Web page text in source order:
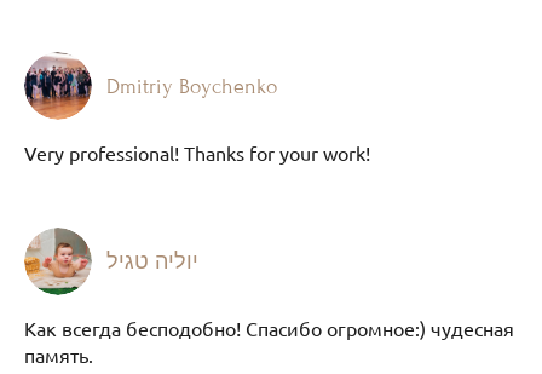
Dmitriy Boychenko
Very professional! Thanks for your work!
יוליה טגיל
Как всегда бесподобно! Спасибо огромное:) чудесная
память.